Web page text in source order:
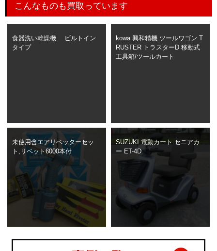
こんなものも買取っています
食器洗い乾燥機 ビルトイン
タイプ
kowa 興和精機 ツールワゴン T
RUSTER トラスターD 移動式
工具箱/ツールカート
未使用含エアリベッターセッ
ト,リベット6000本付
SUZUKI 電動カート セニアカ
ー ET-4D